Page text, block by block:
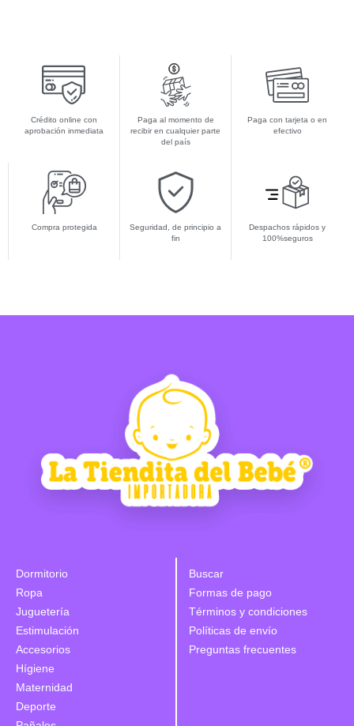
Crédito online con
aprobación inmediata
Paga al momento de
recibir en cualquier parte
del país
Paga con tarjeta o en
efectivo
Compra protegida
Seguridad, de principio a
fin
Despachos rápidos y
100%seguros
Dormitorio
Ropa
Juguetería
Estimulación
Accesorios
Hígiene
Maternidad
Deporte
Buscar
Formas de pago
Términos y condiciones
Políticas de envío
Preguntas frecuentes